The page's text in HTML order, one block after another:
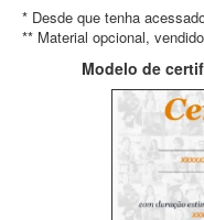
* Desde que tenha
** Material opcional,
Modelo de